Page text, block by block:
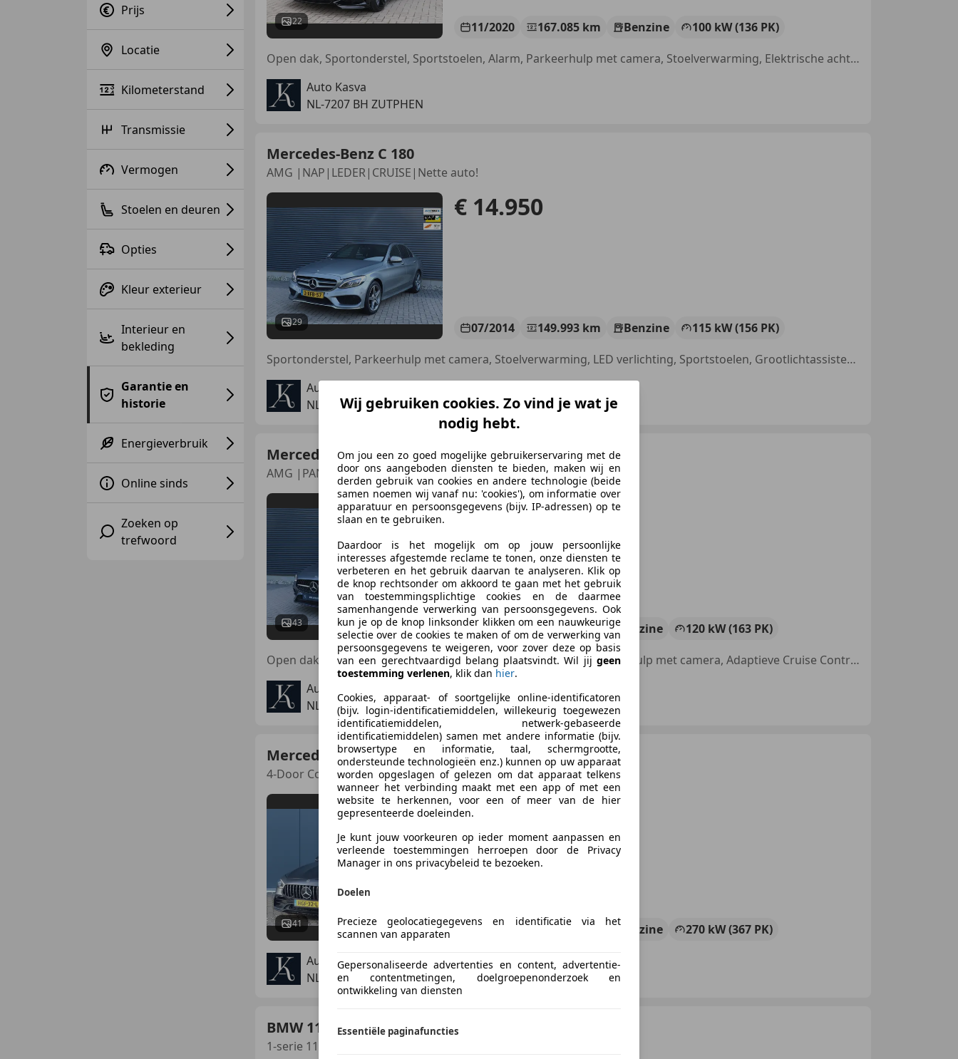
Prijs
Locatie
Kilometerstand
Transmissie
Vermogen
Stoelen en deuren
Opties
Kleur exterieur
Interieur en
bekleding
Garantie en
historie
Energieverbruik
Online sinds
Zoeken op
trefwoord
22 11/2020 167.085 km Benzine
100 kW (136 PK)
Open dak, Sportonderstel, Sportstoelen, Alarm, Parkeerhulp met camera, Stoelverwarming, Elektrische achterklep, Inductieladen voor smartphones
Auto Kasva
NL-7207 BH ZUTPHEN
Mercedes-Benz C 180
AMG |NAP|LEDER|CRUISE|Nette auto!
29
€ 14.950
07/2014 149.993 km Benzine
115 kW (156 PK)
Sportonderstel, Parkeerhulp met camera, Stoelverwarming, LED verlichting, Sportstoelen, Grootlichtassistent, Navigatiesysteem, Elektrische achterklep
Auto Kasva
NL-7207 BH ZUTPHEN
Mercedes-Benz CLA 200
AMG |PANO|SFEERVERLICHTING|MEMORY|CAMERA|SFEER!
43
€ 29.950
01/2020 84.950 km Benzine
120 kW (163 PK)
Open dak, 360° camera, Airbag bestuurder, Getinte ramen, Parkeerhulp met camera, Adaptieve Cruise Control, Panorama dak, Elektrische stoelverstelling
Auto Kasva
NL-7207 BH ZUTPHEN
Mercedes-Benz AMG GT
4-Door Coupe AMG 43 4MATIC+ Premium Plus | PANO |
41
€ 79.950
08/2022 66.431 km Benzine
270 kW (367 PK)
Auto Kasva
NL-7207 BH ZUTPHEN
BMW 118
1-serie 118i | M-Sport | M-Pakket - PANO - VIRT.CO
Wij gebruiken cookies. Zo vind je wat je
nodig hebt.
Om jou een zo goed mogelijke gebruikerservaring met de
door ons aangeboden diensten te bieden, maken wij en
derden gebruik van cookies en andere technologie (beide
samen noemen wij vanaf nu: 'cookies'), om informatie over
apparatuur en persoonsgegevens (bijv. IP-adressen) op te
slaan en te gebruiken.
Daardoor is het mogelijk om op jouw persoonlijke
interesses afgestemde reclame te tonen, onze diensten te
verbeteren en het gebruik daarvan te analyseren. Klik op
de knop rechtsonder om akkoord te gaan met het gebruik
van toestemmingsplichtige cookies en de daarmee
samenhangende verwerking van persoonsgegevens. Ook
kun je op de knop linksonder klikken om een nauwkeurige
selectie over de cookies te maken of om de verwerking van
persoonsgegevens te weigeren, voor zover deze op basis
van een gerechtvaardigd belang plaatsvindt. Wil jij geen
toestemming verlenen, klik dan hier.
Cookies, apparaat- of soortgelijke online-identificatoren
(bijv. login-identificatiemiddelen, willekeurig toegewezen
identificatiemiddelen, netwerk-gebaseerde
identificatiemiddelen) samen met andere informatie (bijv.
browsertype en informatie, taal, schermgrootte,
ondersteunde technologieën enz.) kunnen op uw apparaat
worden opgeslagen of gelezen om dat apparaat telkens
wanneer het verbinding maakt met een app of met een
website te herkennen, voor een of meer van de hier
gepresenteerde doeleinden.
Je kunt jouw voorkeuren op ieder moment aanpassen en
verleende toestemmingen herroepen door de Privacy
Manager in ons privacybeleid te bezoeken.
Doelen
Precieze geolocatiegegevens en identificatie via het
scannen van apparaten
Gepersonaliseerde advertenties en content, advertentie-
en contentmetingen, doelgroepenonderzoek en
ontwikkeling van diensten
Essentiële paginafuncties